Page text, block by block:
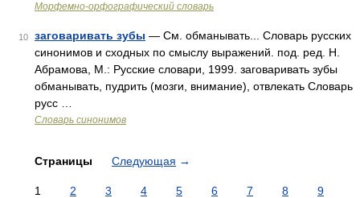
Морфемно-орфографический словарь
10 заговаривать зубы — См. обманывать... Словарь русских
синонимов и сходных по смыслу выражений. под. ред. Н.
Абрамова, М.: Русские словари, 1999. заговаривать зубы
обманывать, пудрить (мозги, внимание), отвлекать Словарь
русс …
Словарь синонимов
Страницы Следующая →
1 2 3 4 5 6 7 8
9